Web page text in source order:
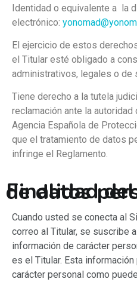
Identidad o equivalente a la
electrónico:
El ejercicio de estos
el Titular esté obligado a
administrativos, legales o de
Tiene derecho a la tutela
reclamación ante la
Agencia Española de
que el tratamiento de datos
infringe el Reglamento.
Finalidad del tratamiento de
Cuando usted se conecta al
correo al Titular, se suscribe
información de carácter
es el Titular. Esta
carácter personal como